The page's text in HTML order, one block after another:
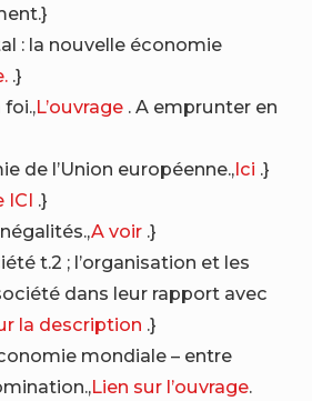
: la nouvelle économie
.}
foi.,L’ouvrage . A emprunter en
de l’Union européenne.,Ici .}
ICI .}
A voir .}
t.2 ; l’organisation et les
dans leur rapport avec
la description .}
mondiale – entre
Lien sur l’ouvrage.